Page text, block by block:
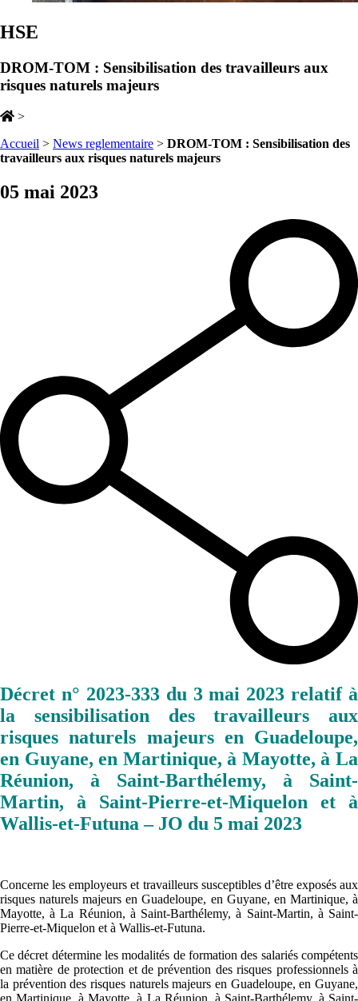
HSE
DROM-TOM : Sensibilisation des travailleurs aux
risques naturels majeurs
>
Accueil > News reglementaire > DROM-TOM : Sensibilisation des
travailleurs aux risques naturels majeurs
05 mai 2023
Décret n° 2023-333 du 3 mai 2023 relatif à
la sensibilisation des travailleurs aux
risques naturels majeurs en Guadeloupe,
en Guyane, en Martinique, à Mayotte, à La
Réunion, à Saint-Barthélemy, à Saint-
Martin, à Saint-Pierre-et-Miquelon et à
Wallis-et-Futuna – JO du 5 mai 2023
Concerne les employeurs et travailleurs susceptibles d’être exposés aux
risques naturels majeurs en Guadeloupe, en Guyane, en Martinique, à
Mayotte, à La Réunion, à Saint-Barthélemy, à Saint-Martin, à Saint-
Pierre-et-Miquelon et à Wallis-et-Futuna.
Ce décret détermine les modalités de formation des salariés compétents
en matière de protection et de prévention des risques professionnels à
la prévention des risques naturels majeurs en Guadeloupe, en Guyane,
en Martinique, à Mayotte, à La Réunion, à Saint-Barthélemy, à Saint-